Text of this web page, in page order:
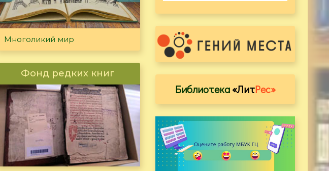
Многоликий мир
Фонд редких книг
Библиотека«ЛитРес»